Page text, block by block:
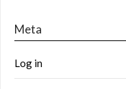
Meta
Log in